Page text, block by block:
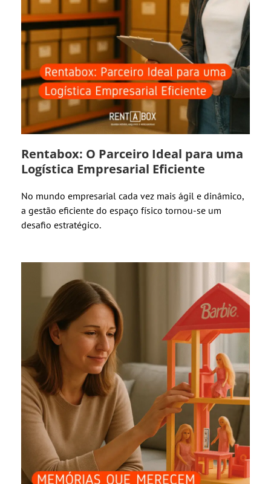
Rentabox: O Parceiro Ideal para uma
Logística Empresarial Eficiente
No mundo empresarial cada vez mais ágil e dinâmico,
a gestão eficiente do espaço físico tornou-se um
desafio estratégico.